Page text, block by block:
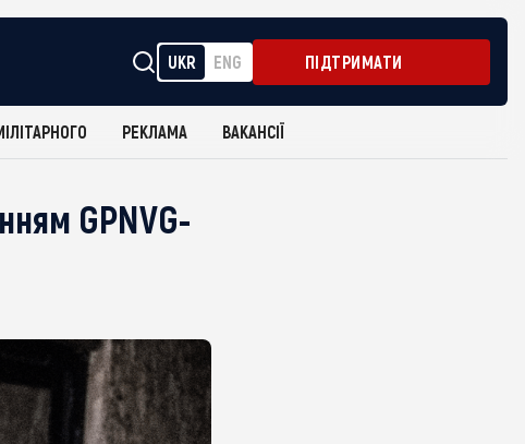
UKR ENG ПІДТРИМАТИ
РЕКЛАМА ВАКАНСІЇ
GPNVG-